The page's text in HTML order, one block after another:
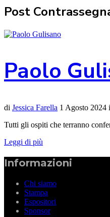
Post
Paolo
di Jessica Farella 1 Agosto 2024
Tutti gli ospiti che terranno
Leggi di più
Informazioni
Chi siamo
Stampa
Espositori
Sponsor